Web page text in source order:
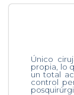
Único
propia, lo
un total
control